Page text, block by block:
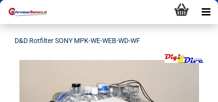
D&D Rotfilter SONY MPK-WE-WEB-WD-WF